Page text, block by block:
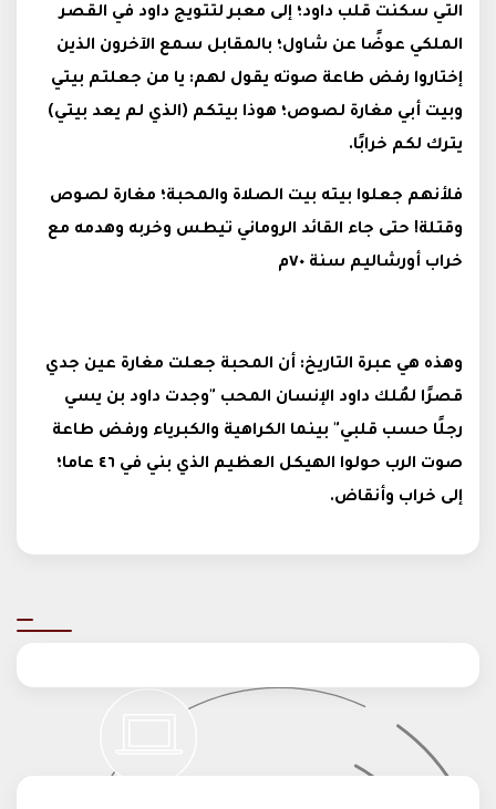
التي سكنت قلب داود؛ إلى معبر لتتويج داود في القصر
الملكي عوضًا عن شاول؛ بالمقابل سمع الآخرون الذين
إختاروا رفض طاعة صوته يقول لهم: يا من جعلتم بيتي
وبيت أبي مغارة لصوص؛ هوذا بيتكم (الذي لم يعد بيتي)
يترك لكم خرابًا.
فلأنهم جعلوا بيته بيت الصلاة والمحبة؛ مغارة لصوص
وقتلة! حتى جاء القائد الروماني تيطس وخربه وهدمه مع
خراب أورشاليم سنة ٧٠م
وهذه هي عبرة التاريخ: أن المحبة جعلت مغارة عين جدي
قصرًا لمُلك داود الإنسان المحب "وجدت داود بن يسي
رجلًا حسب قلبي" بينما الكراهية والكبرياء ورفض طاعة
صوت الرب حولوا الهيكل العظيم الذي بني في ٤٦ عاما؛
إلى خراب وأنقاض.